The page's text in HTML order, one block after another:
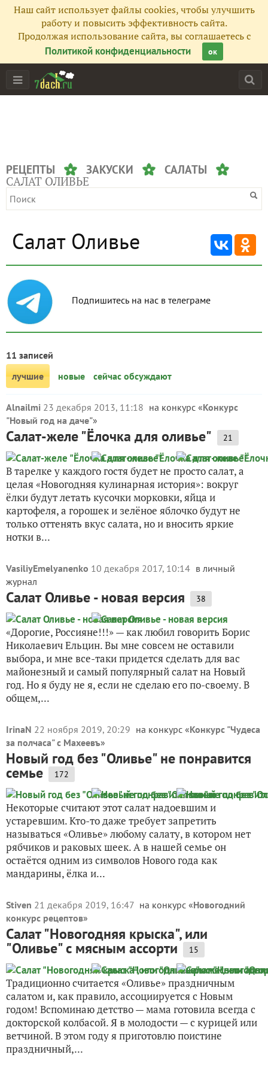
Наш сайт использует файлы cookies, чтобы улучшить
работу и повысить эффективность сайта.
Продолжая использование сайта, вы соглашаетесь с
Политикой конфиденциальности
ок
РЕЦЕПТЫ ЗАКУСКИ САЛАТЫ
САЛАТ ОЛИВЬЕ
Салат Оливье
Подпишитесь на нас в телеграме
11 записей
лучшие
новые сейчас обсуждают
Alnailmi 23 декабря 2013, 11:18 на конкурс «Конкурс
"Новый год на даче"»
Салат-желе "Ёлочка для оливье" 21
В тарелке у каждого гостя будет не просто салат, а
целая «Новогодняя кулинарная история»: вокруг
ёлки будут летать кусочки морковки, яйца и
картофеля, а горошек и зелёное яблочко будут не
только оттенять вкус салата, но и вносить яркие
нотки в...
VasiliyEmelyanenko 10 декабря 2017, 10:14 в личный
журнал
Салат Оливье - новая версия 38
«Дорогие, Россияне!!!» — как любил говорить Борис
Николаевич Ельцин. Вы мне совсем не оставили
выбора, и мне все-таки придется сделать для вас
майонезный и самый популярный салат на Новый
год. Но я буду не я, если не сделаю его по-своему. В
общем,...
IrinaN 22 ноября 2019, 20:29 на конкурс «Конкурс "Чудеса
за полчаса" с Махеевъ»
Новый год без "Оливье" не понравится
семье 172
Некоторые считают этот салат надоевшим и
устаревшим. Кто-то даже требует запретить
называться «Оливье» любому салату, в котором нет
рябчиков и раковых шеек. А в нашей семье он
остаётся одним из символов Нового года как
мандарины, ёлка и...
Stiven 21 декабря 2019, 16:47 на конкурс «Новогодний
конкурс рецептов»
Салат "Новогодняя крыска", или
"Оливье" с мясным ассорти 15
Традиционно считается «Оливье» праздничным
салатом и, как правило, ассоциируется с Новым
годом! Вспоминаю детство — мама готовила всегда с
докторской колбасой. Я в молодости — с курицей или
ветчиной. В этом году я приготовлю поистине
праздничный,...